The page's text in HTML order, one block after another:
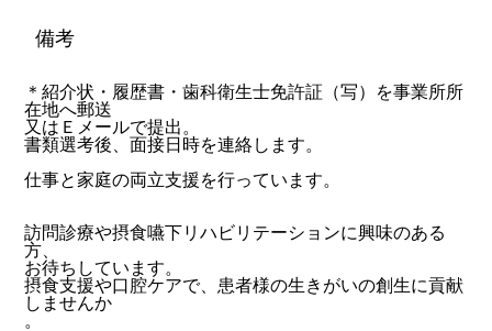
備考
＊紹介状・履歴書・歯科衛生士免許証（写）を事業所所
在地へ郵送
又はＥメールで提出。
書類選考後、面接日時を連絡します。
仕事と家庭の両立支援を行っています。
訪問診療や摂食嚥下リハビリテーションに興味のある
方、
お待ちしています。
摂食支援や口腔ケアで、患者様の生きがいの創生に貢献
しませんか
。